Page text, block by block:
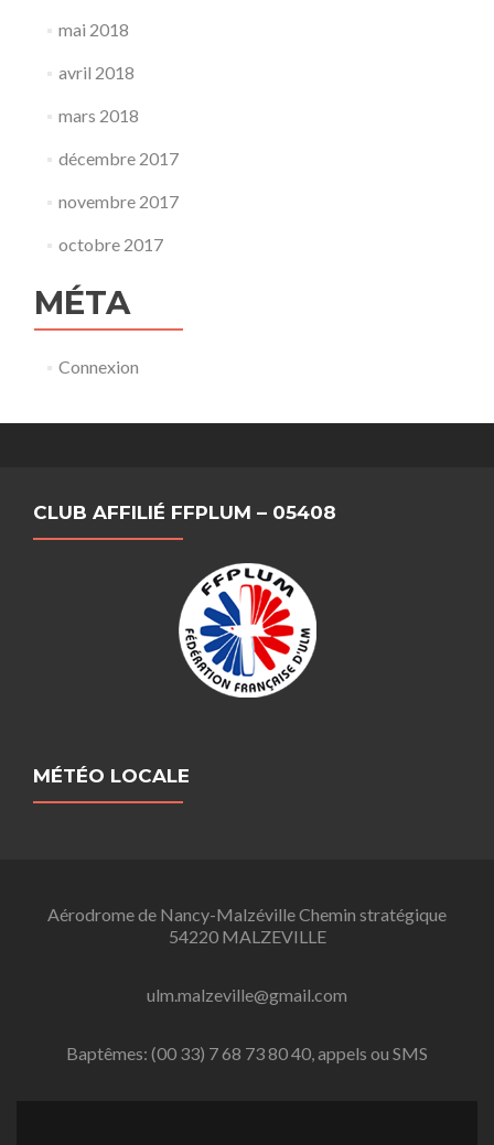
mai 2018
avril 2018
mars 2018
décembre 2017
novembre 2017
octobre 2017
MÉTA
Connexion
CLUB AFFILIÉ FFPLUM – 05408
MÉTÉO LOCALE
Aérodrome de Nancy-Malzéville Chemin stratégique
54220 MALZEVILLE
ulm.malzeville@gmail.com
Baptêmes: (00 33) 7 68 73 80 40, appels ou SMS